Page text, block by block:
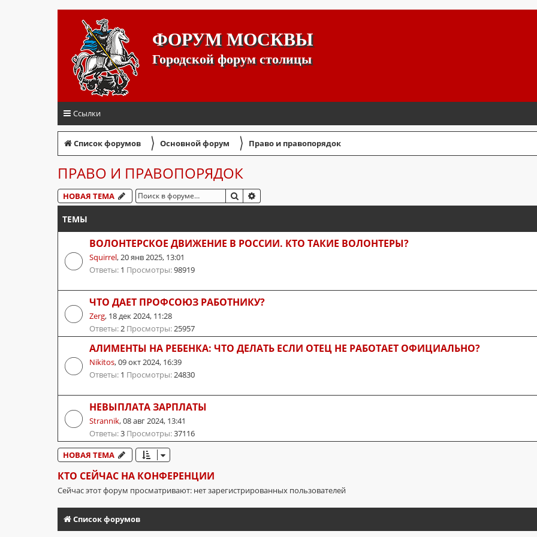
ФОРУМ МОСКВЫ
Городской форум столицы
Ссылки
Список форумов 〉 Основной форум 〉 Право и правопорядок
ПРАВО И ПРАВОПОРЯДОК
НОВАЯ ТЕМА ПОИСК
ТЕМЫ
ВОЛОНТЕРСКОЕ ДВИЖЕНИЕ В РОССИИ. КТО ТАКИЕ ВОЛОНТЕРЫ?
Squirrel, 20 янв 2025, 13:01
Ответы: 1 Просмотры:98919
ЧТО ДАЕТ ПРОФСОЮЗ РАБОТНИКУ?
Zerg, 18 дек 2024, 11:28
Ответы: 2 Просмотры: 25957
АЛИМЕНТЫ НА РЕБЕНКА: ЧТО ДЕЛАТЬ ЕСЛИ ОТЕЦ НЕ РАБОТАЕТ ОФИЦИАЛЬНО?
Nikitos,09 окт 2024, 16:39
Ответы: 1 Просмотры: 24830
НЕВЫПЛАТА ЗАРПЛАТЫ
Strannik,08 авг 2024, 13:41
Ответы:3 Просмотры:37116
НОВАЯ ТЕМА
КТО СЕЙЧАС НА КОНФЕРЕНЦИИ
Сейчас этот форум просматривают: нет зарегистрированных пользователей
Список форумов